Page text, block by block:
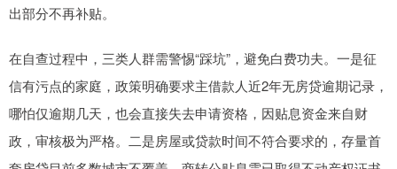
出部分不再补贴。
在自查过程中，三类人群需警惕“踩坑”，避免白费功夫。一是征
信有污点的家庭，政策明确要求主借款人近2年无房贷逾期记录，
哪怕仅逾期几天，也会直接失去申请资格，因贴息资金来自财
政，审核极为严格。二是房屋或贷款时间不符合要求的，存量首